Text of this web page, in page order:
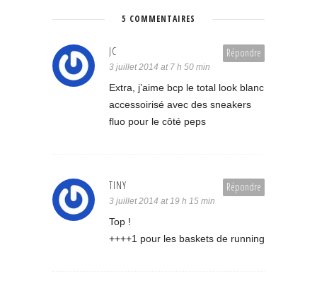
5 COMMENTAIRES
Répondre
JC
3 juillet 2014 at 7 h 50 min
Extra, j’aime bcp le total look blanc
accessoirisé avec des sneakers
fluo pour le côté peps
Répondre
TINY
3 juillet 2014 at 19 h 15 min
Top !
++++1 pour les baskets de running